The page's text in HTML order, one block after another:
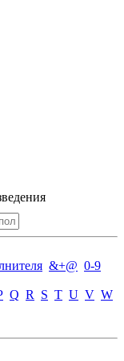
&+@ 0-9
Q R S T U V W